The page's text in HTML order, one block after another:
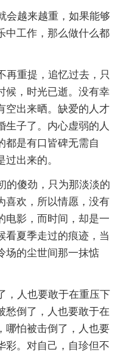
会越来越重，如果能够
中工作，那么做什么都
再重提，追忆过去，只
候，时光已逝。没有幸
空出来晒。缺爱的人才
生子了。内心虚弱的人
都是有口皆碑无需自
出来的。
的傻劲，只为那淡淡的
喜欢，所以情愿，没有
电影，而时间，却是一
看夏季走过的痕迹，当
场的尘世间那一抹惦
，人也要敢于在重压下
愁倒了，人也要敢于在
哪怕被击倒了，人也要
彩。对自己，自珍但不